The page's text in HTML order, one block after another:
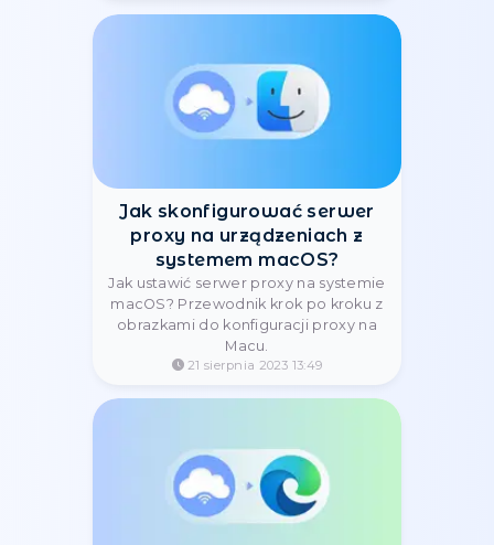
Konfiguracja serwera proxy
w przeglądarce Antik
Browser
Łatwa konfiguracja serwerów proxy
zapewnia wygodną i łatwą obsługę.